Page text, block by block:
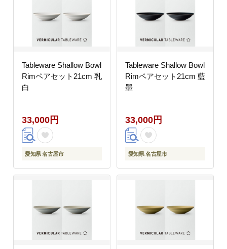
Tableware Shallow Bowl
Rimペアセット21cm 乳
白
33,000円
愛知県 名古屋市
Tableware Shallow Bowl
Rimペアセット21cm 藍
墨
33,000円
愛知県 名古屋市